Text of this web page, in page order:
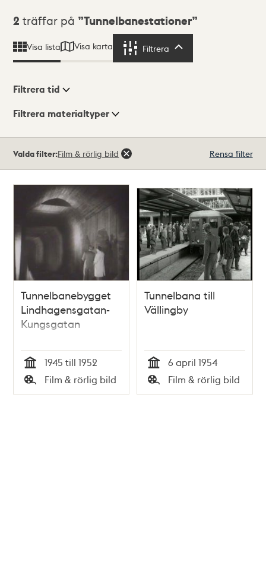
Sökresultat
2 träffar på Tunnelbanestationer
Visa lista Visa karta Filtrera
Visningsläge
Filtrera tid
Filtrera materialtyper
träffar
Valda filter:Film & rörlig bild Rensa filter
Tunnelbanebygget
Lindhagensgatan-
Kungsgatan
Tid
1945 till 1952
Typ
Film & rörlig bild
Tunnelbana till
Vällingby
Tid
6 april 1954
Typ
Film & rörlig bild